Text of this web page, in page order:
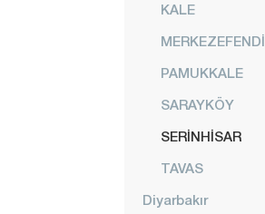
KALE
MERKEZEFENDİ
PAMUKKALE
SARAYKÖY
SERİNHİSAR
TAVAS
Diyarbakır